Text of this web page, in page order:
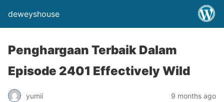
deweyshouse
Penghargaan Terbaik Dalam
Episode 2401 Effectively Wild
yumii 9 months ago